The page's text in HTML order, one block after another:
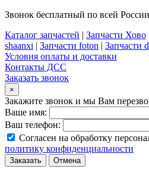
Звонок бесплатный по всей России
Каталог запчастей | Запчасти Хово
shaanxi | Запчасти foton | Запчасти
Условия оплаты и доставки
Контакты ДСС
Заказать звонок
×
Закажите звонок и мы Вам
Ваше имя:
Ваш телефон:
Согласен на обработку
политику конфиденциальности
Заказать Отмена